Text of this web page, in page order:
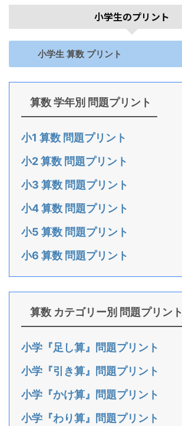
小学生のプリント
小学生 算数 プリント
算数 学年別 問題プリント
小1 算数 問題プリント
小2 算数 問題プリント
小3 算数 問題プリント
小4 算数 問題プリント
小5 算数 問題プリント
小6 算数 問題プリント
算数 カテゴリー別 問題プリント
小学『足し算』問題プリント
小学『引き算』問題プリント
小学『かけ算』問題プリント
小学『わり算』問題プリント